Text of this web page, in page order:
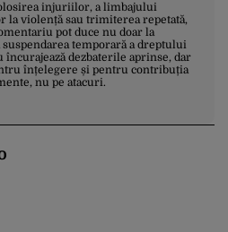
injuriilor, a limbajului
la violență sau trimiterea repetată,
pot duce nu doar la
temporară a dreptului
încurajează dezbaterile aprinse, dar
înțelegere și pentru contribuția
nu pe atacuri.